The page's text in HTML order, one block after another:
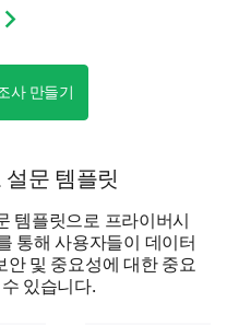
제 옵션
성
slide
Next slide
사 만들기
문 템플릿
템플릿으로 프라이버시
통해 사용자들이 데이터
및 중요성에 대한 중요
있습니다.